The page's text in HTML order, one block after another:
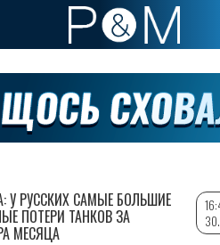
У РУССКИХ САМЫЕ БОЛЬШИЕ
ПОТЕРИ ТАНКОВ ЗА
МЕСЯЦА